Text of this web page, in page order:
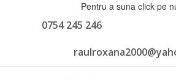
Pentru a suna click pe
0754 245 246